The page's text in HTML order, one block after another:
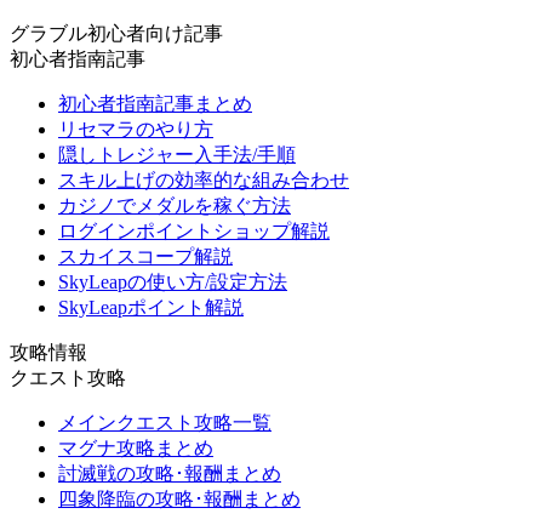
グラブル初心者向け記事
初心者指南記事
初心者指南記事まとめ
リセマラのやり方
隠しトレジャー入手法/手順
スキル上げの効率的な組み合わせ
カジノでメダルを稼ぐ方法
ログインポイントショップ解説
スカイスコープ解説
SkyLeapの使い方/設定方法
SkyLeapポイント解説
攻略情報
クエスト攻略
メインクエスト攻略一覧
マグナ攻略まとめ
討滅戦の攻略･報酬まとめ
四象降臨の攻略･報酬まとめ